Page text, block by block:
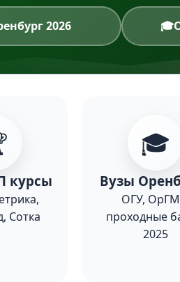
2026 🎓
курсы
Сотка
🎓
Вузы
ОГУ,
проходные
2025